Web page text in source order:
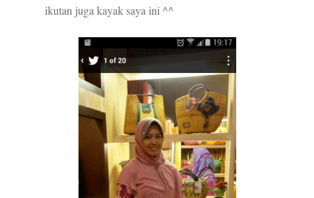
ikutan juga kayak saya ini ^^